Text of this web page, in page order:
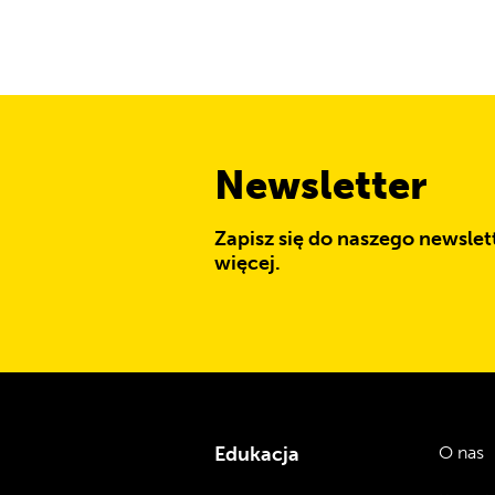
Newsletter
Zapisz się do naszego
więcej.
Edukacja O nas